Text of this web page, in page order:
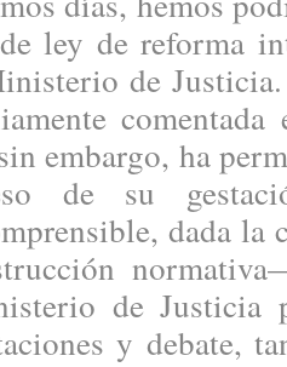
ley de reforma
de
embargo, ha
de su
dada
de Justicia
y debate,